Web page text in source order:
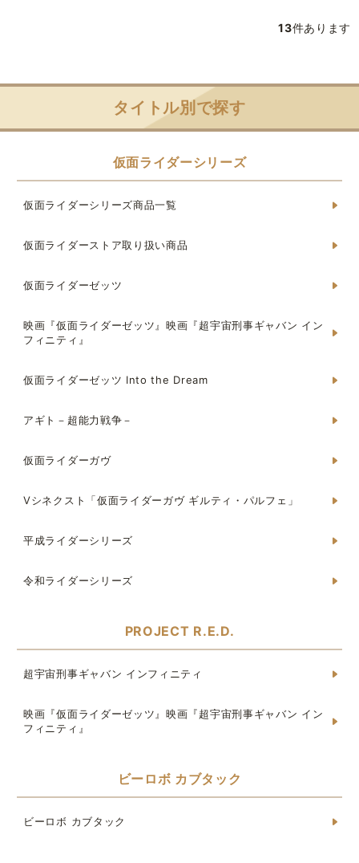
13件あります
タイトル別で探す
仮面ライダーシリーズ
仮面ライダーシリーズ商品一覧
仮面ライダーストア取り扱い商品
仮面ライダーゼッツ
映画『仮面ライダーゼッツ』映画『超宇宙刑事ギャバン イン
フィニティ』
仮面ライダーゼッツ Into the Dream
アギト－超能力戦争－
仮面ライダーガヴ
Vシネクスト「仮面ライダーガヴ ギルティ・パルフェ」
平成ライダーシリーズ
令和ライダーシリーズ
PROJECT R.E.D.
超宇宙刑事ギャバン インフィニティ
映画『仮面ライダーゼッツ』映画『超宇宙刑事ギャバン イン
フィニティ』
ビーロボ カブタック
ビーロボ カブタック